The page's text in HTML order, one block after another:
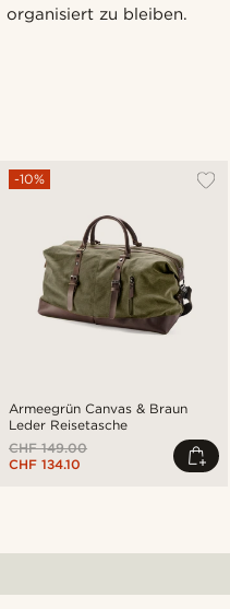
organisiert zu bleiben.
Armeegrün Canvas & Braun
Leder Reisetasche
-10%
CHF 149.00
CHF 134.10